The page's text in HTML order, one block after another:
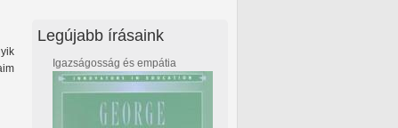
Legújabb írásaink
Igazságosság és empátia